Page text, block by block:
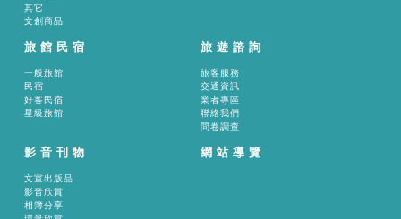
其它
文創商品
旅館民宿
一般旅館
民宿
好客民宿
星級旅館
旅遊諮詢
旅客服務
交通資訊
業者專區
聯絡我們
問卷調查
影音刊物
文宣出版品
影音欣賞
相簿分享
網站導覽